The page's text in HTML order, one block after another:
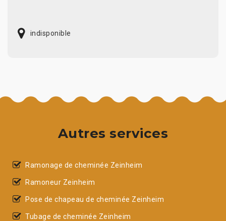
indisponible
Autres services
Ramonage de cheminée Zeinheim
Ramoneur Zeinheim
Pose de chapeau de cheminée Zeinheim
Tubage de cheminée Zeinheim